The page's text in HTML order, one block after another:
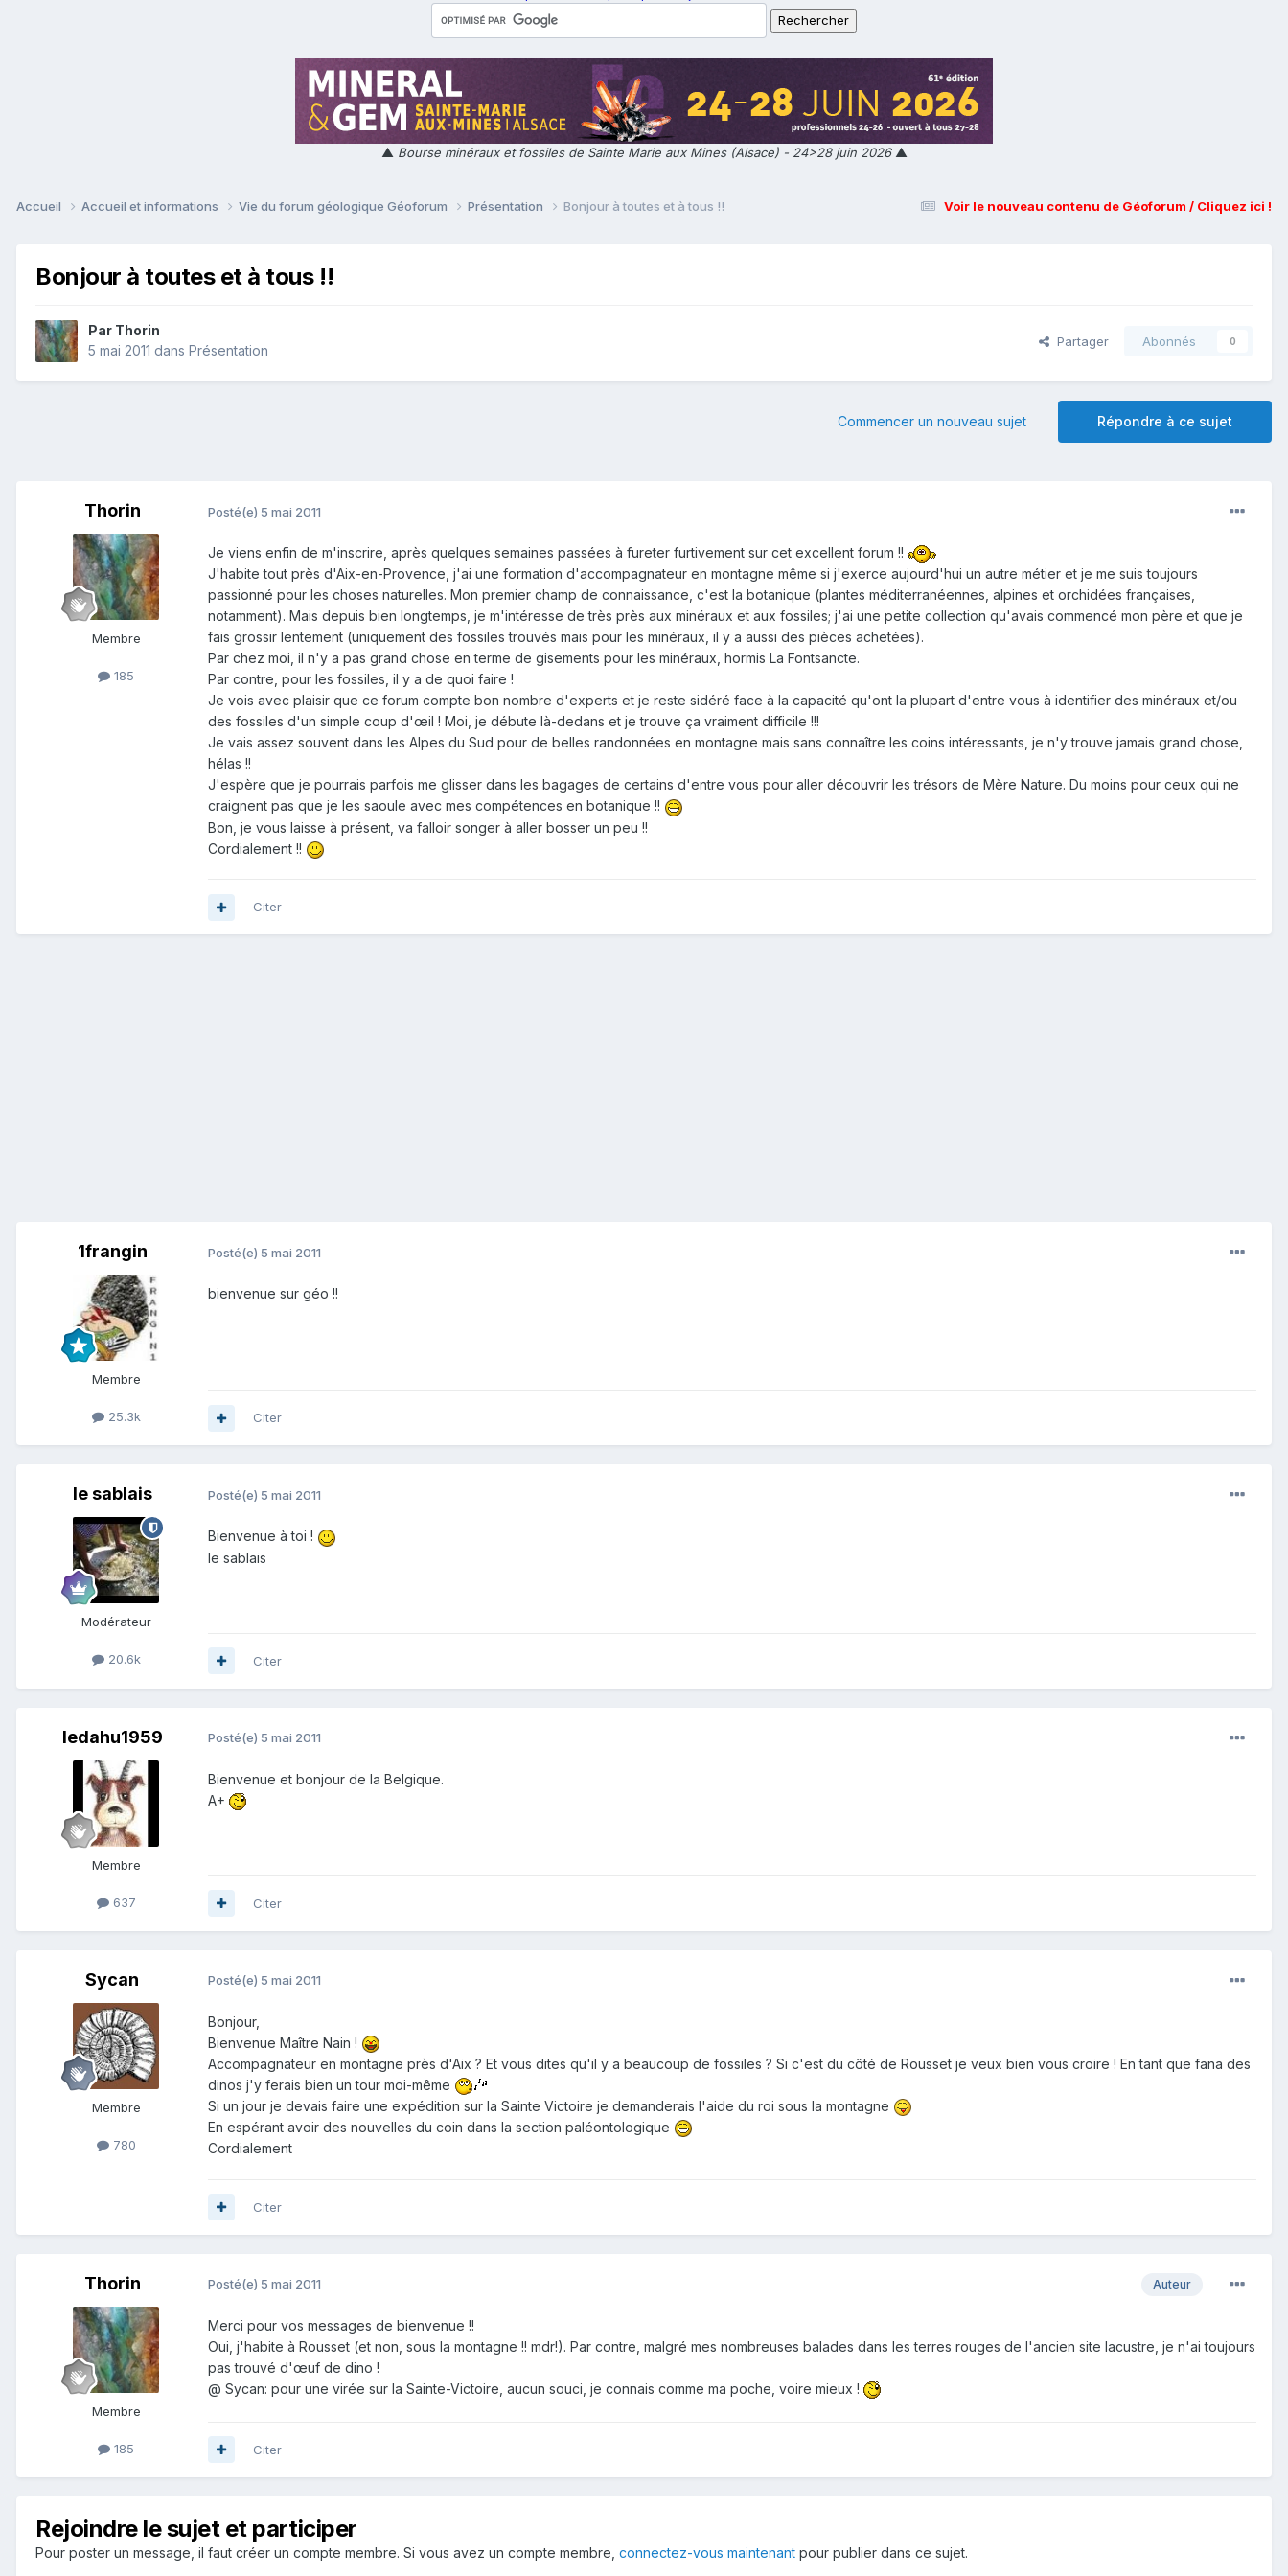
▲ Bourse minéraux et fossiles de Sainte Marie aux Mines (Alsace) - 24>28 juin 2026▲
Voir le nouveau contenu de Géoforum / Cliquez ici !
Accueil Accueil et informations Vie du forum géologique Géoforum Présentation Bonjour à toutes et à tous !!
Bonjour à toutes et à tous !!
Par Thorin
5 mai 2011 dans Présentation
Partager Abonnés 0
Répondre à ce sujet
Commencer un nouveau sujet
Thorin
Membre
185
Posté(e) 5 mai 2011
Je viens enfin de m'inscrire, après quelques semaines passées à fureter furtivement sur cet excellent forum !!
J'habite tout près d'Aix-en-Provence, j'ai une formation d'accompagnateur en montagne même si j'exerce aujourd'hui un autre métier et je me suis toujours
passionné pour les choses naturelles. Mon premier champ de connaissance, c'est la botanique (plantes méditerranéennes, alpines et orchidées françaises,
notamment). Mais depuis bien longtemps, je m'intéresse de très près aux minéraux et aux fossiles; j'ai une petite collection qu'avais commencé mon père et que je
fais grossir lentement (uniquement des fossiles trouvés mais pour les minéraux, il y a aussi des pièces achetées).
Par chez moi, il n'y a pas grand chose en terme de gisements pour les minéraux, hormis La Fontsancte.
Par contre, pour les fossiles, il y a de quoi faire !
Je vois avec plaisir que ce forum compte bon nombre d'experts et je reste sidéré face à la capacité qu'ont la plupart d'entre vous à identifier des minéraux et/ou
des fossiles d'un simple coup d'œil ! Moi, je débute là-dedans et je trouve ça vraiment difficile !!!
Je vais assez souvent dans les Alpes du Sud pour de belles randonnées en montagne mais sans connaître les coins intéressants, je n'y trouve jamais grand chose,
hélas !!
J'espère que je pourrais parfois me glisser dans les bagages de certains d'entre vous pour aller découvrir les trésors de Mère Nature. Du moins pour ceux qui ne
craignent pas que je les saoule avec mes compétences en botanique !!
Bon, je vous laisse à présent, va falloir songer à aller bosser un peu !!
Cordialement !!
Citer
1frangin
Membre
25.3k
Posté(e) 5 mai 2011
bienvenue sur géo !!
Citer
le sablais
Modérateur
20.6k
Posté(e) 5 mai 2011
Bienvenue à toi !
le sablais
Citer
ledahu1959
Membre
637
Posté(e) 5 mai 2011
Bienvenue et bonjour de la Belgique.
A+
Citer
Sycan
Membre
780
Posté(e) 5 mai 2011
Bonjour,
Bienvenue Maître Nain !
Accompagnateur en montagne près d'Aix ? Et vous dites qu'il y a beaucoup de fossiles ? Si c'est du côté de Rousset je veux bien vous croire ! En tant que fana des
dinos j'y ferais bien un tour moi-même
Si un jour je devais faire une expédition sur la Sainte Victoire je demanderais l'aide du roi sous la montagne
En espérant avoir des nouvelles du coin dans la section paléontologique
Cordialement
Citer
Thorin
Membre
185
Auteur
Posté(e) 5 mai 2011
Merci pour vos messages de bienvenue !!
Oui, j'habite à Rousset (et non, sous la montagne !! mdr!). Par contre, malgré mes nombreuses balades dans les terres rouges de l'ancien site lacustre, je n'ai toujours
pas trouvé d'œuf de dino !
@ Sycan: pour une virée sur la Sainte-Victoire, aucun souci, je connais comme ma poche, voire mieux !
Citer
Rejoindre le sujet et participer
Pour poster un message, il faut créer un compte membre. Si vous avez un compte membre, connectez-vous maintenant pour publier dans ce sujet.